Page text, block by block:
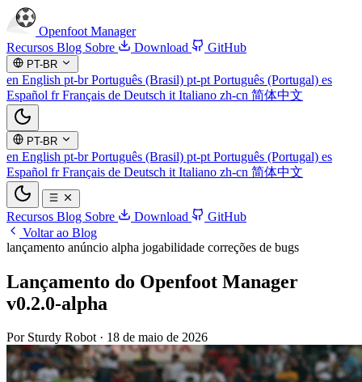
Openfoot Manager
Recursos Blog Sobre Download GitHub
PT-BR
en English pt-brPortuguês (Brasil) pt-pt Português (Portugal) es
Español frFrançais de Deutsch it Italiano zh-cn 简体中文
PT-BR
en English pt-brPortuguês (Brasil) pt-pt Português (Portugal) es
Español frFrançais de Deutsch it Italiano zh-cn 简体中文
Recursos Blog Sobre Download
GitHub
Voltar ao Blog
lançamento anúncio alpha jogabilidade correções de bugs
Lançamento do Openfoot Manager
v0.2.0-alpha
Por Sturdy Robot · 18 de maio de 2026